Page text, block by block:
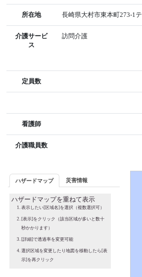
所在地 長崎県大村市東本町273-1
介護サービ
ス
訪問介護
定員数
看護師
介護職員数
ハザードマップ 災害情報
ハザードマップを重ねて表示
表示したい[区域名]を選択（複数選択可）
[表示]をクリック（該当区域が多いと数十
秒かかります）
[詳細]で透過率を変更可能
選択区域を変更したり地図を移動したら[表
示]を再クリック